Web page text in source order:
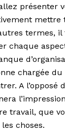
présenter
mettre
termes,
chaque
chargée
A l’opposé
travail, que
choses.